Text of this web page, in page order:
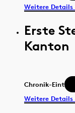
Weitere Details
Erste
Kanton
Chronik-Eintrag
Weitere Details